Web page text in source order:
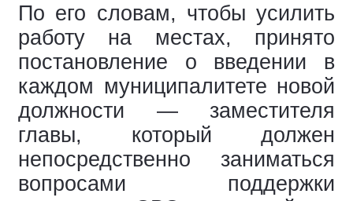
По его словам, чтобы усилить
работу на местах, принято
постановление о введении в
каждом муниципалитете новой
должности — заместителя
главы, который должен
непосредственно заниматься
вопросами поддержки